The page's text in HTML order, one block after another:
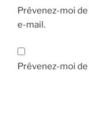
Prévenez-moi
e-mail.
Prévenez-moi